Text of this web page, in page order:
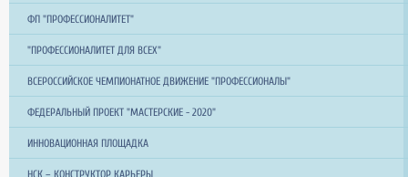
ФП "ПРОФЕССИОНАЛИТЕТ"
"ПРОФЕССИОНАЛИТЕТ ДЛЯ ВСЕХ"
ВСЕРОССИЙСКОЕ ЧЕМПИОНАТНОЕ ДВИЖЕНИЕ "ПРОФЕССИОНАЛЫ"
ФЕДЕРАЛЬНЫЙ ПРОЕКТ "МАСТЕРСКИЕ - 2020"
ИННОВАЦИОННАЯ ПЛОЩАДКА
НСК – КОНСТРУКТОР КАРЬЕРЫ